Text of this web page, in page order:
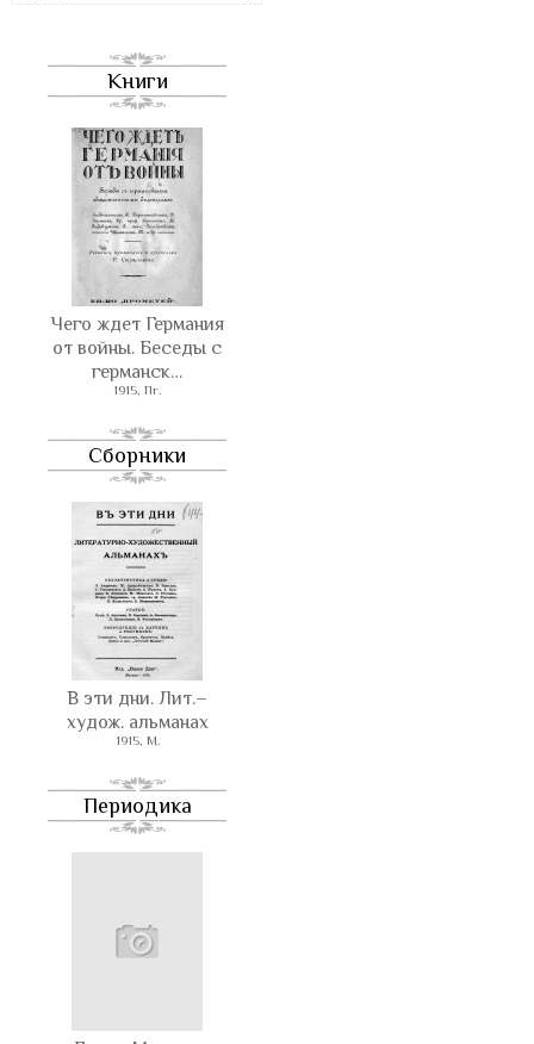
Книги
Чего ждет Германия
от войны. Беседы с
германск…
1915, Пг.
Сборники
В эти дни. Лит.–
худож. альманах
1915, М.
Периодика